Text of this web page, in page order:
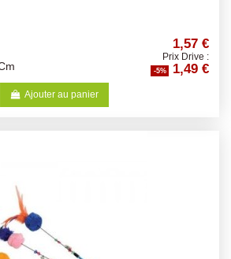
1,57 €
Prix Drive :
-5% 1,49 €
Ajouter au panier